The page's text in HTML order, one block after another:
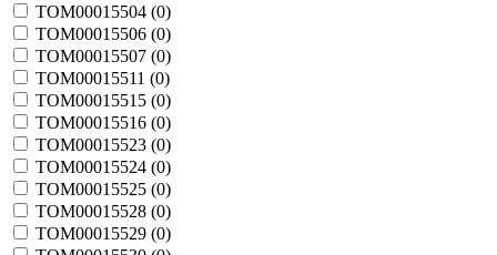
TOM00015504 (0)
TOM00015506 (0)
TOM00015507 (0)
TOM00015511 (0)
TOM00015515 (0)
TOM00015516 (0)
TOM00015523 (0)
TOM00015524 (0)
TOM00015525 (0)
TOM00015528 (0)
TOM00015529 (0)